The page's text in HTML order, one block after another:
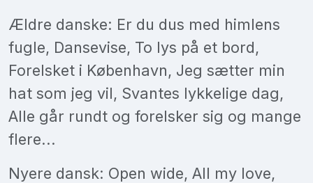
Ældre danske: Er du dus med himlens
fugle, Dansevise, To lys på et bord,
Forelsket i København, Jeg sætter min
hat som jeg vil, Svantes lykkelige dag,
Alle går rundt og forelsker sig og mange
flere...
Nyere dansk: Open wide, All my love,